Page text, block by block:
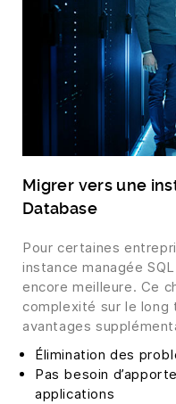
Migrer vers une
Database
Pour certaines
instance managée
encore meilleure. Ce
complexité sur le
avantages
Élimination des
Pas besoin
applications